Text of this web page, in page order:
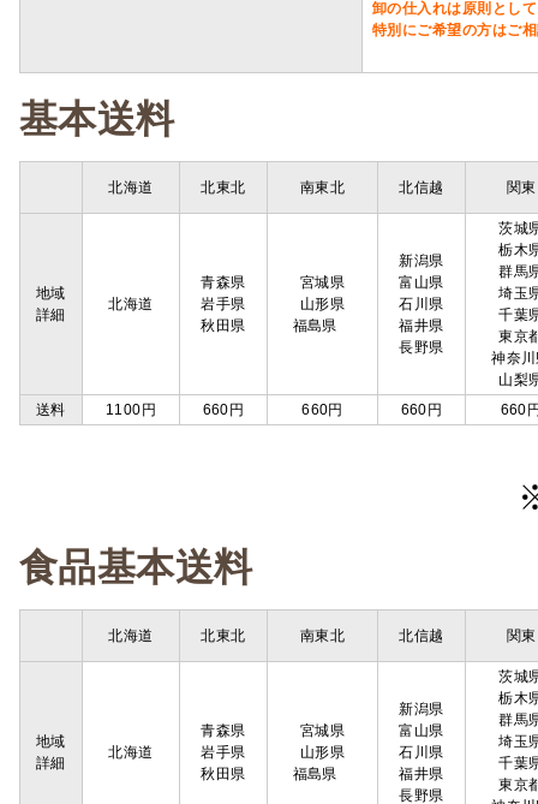
卸の仕入れは原則とし
特別にご希望の方はご
基本送料
北海道 北東北 南東北 北信越 関東
地域
詳細
北海道
青森県
岩手県
秋田県
宮城県
山形県
福島県
新潟県
富山県
石川県
福井県
長野県
茨城
栃木
群馬
埼玉
千葉
東京
神奈
山梨
送料
1100円 660円 660円 660円 660
食品基本送料
北海道 北東北 南東北 北信越 関東
地域
詳細
北海道
青森県
岩手県
秋田県
宮城県
山形県
福島県
新潟県
富山県
石川県
福井県
長野県
茨城
栃木
群馬
埼玉
千葉
東京